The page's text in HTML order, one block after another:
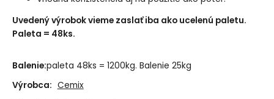
Uvedený výrobok vieme zaslať iba ako ucelenú paletu.
Paleta = 48ks.
Balenie:paleta 48ks = 1200kg. Balenie 25kg
Výrobca: Cemix